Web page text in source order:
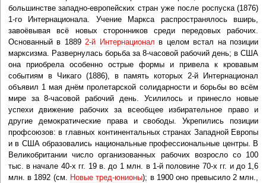
большинстве западно-европейских стран уже после роспуска (1876)
1-го Интернационала. Учение Маркса распространялось вширь,
завоёвывая всё новых сторонников среди передовых рабочих.
Основанный в 18892-й Интернационал в целом встал на позиции
марксизма. Развернулась борьба за 8-часовой рабочий день; в США
она приобрела особенно острые формы и привела к кровавым
событиям в Чикаго (1886), в память которых 2-й Интернационал
объявил 1 мая днём пролетарской солидарности и борьбы во всём
мире за 8-часовой рабочий день. Усилилось и принесло новые
успехи движение рабочих за всеобщее избирательное право и
другие демократические права и свободы. Укрепились позиции
профсоюзов: в главных континентальных странах Западной Европы
и в США образовались национальные профессиональные центры. В
Великобритании число организованных рабочих возросло со 100
тыс. в начале 40-х гг. 19 в. до 1 млн. в 1-й половине 70-х гг. и до 1,6
млн. в 1892 (см. Новые тред-юнионы); в 1900 оно превысило 2 млн.,